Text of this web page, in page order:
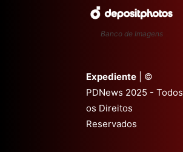
Banco de Imagens
Expediente | ©
PDNews 2025 - Todos
os Direitos
Reservados